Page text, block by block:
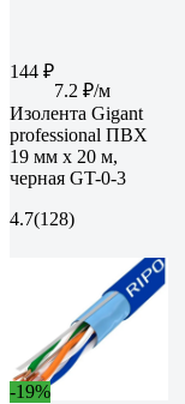
144 ₽
7.2 ₽/м
Изолента Gigant
professional ПВХ
19 мм х 20 м,
черная GT-0-3
4.7(128)
-19%